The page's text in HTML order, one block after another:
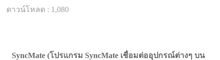
ดาวน์โหลด : 1,080
SyncMate (โปรแกรม SyncMate เชื่อมต่ออุปกรณ์ต่างๆ บน